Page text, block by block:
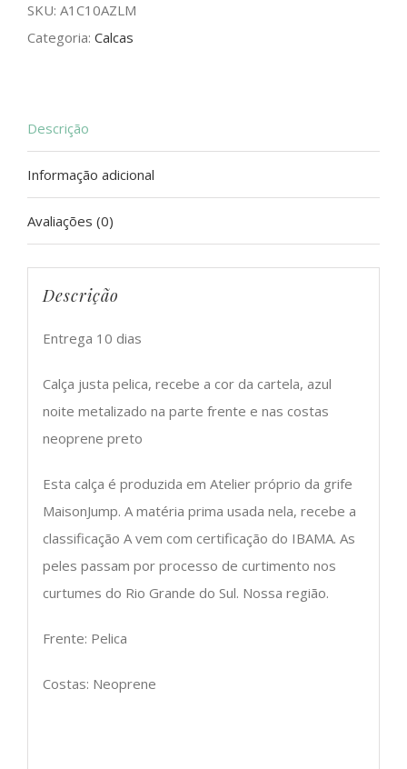
SKU: A1C10AZLM
Categoria: Calcas
Descrição
Informação adicional
Avaliações (0)
Descrição
Entrega 10 dias
Calça justa pelica, recebe a cor da cartela, azul
noite metalizado na parte frente e nas costas
neoprene preto
Esta calça é produzida em Atelier próprio da grife
MaisonJump. A matéria prima usada nela, recebe a
classificação A vem com certificação do IBAMA. As
peles passam por processo de curtimento nos
curtumes do Rio Grande do Sul. Nossa região.
Frente: Pelica
Costas: Neoprene